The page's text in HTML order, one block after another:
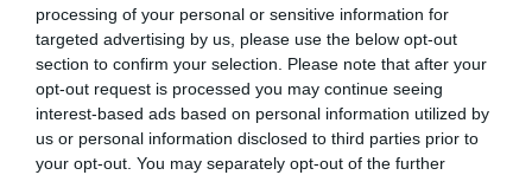
processing of your personal or sensitive information for
targeted advertising by us, please use the below opt-out
section to confirm your selection. Please note that after your
opt-out request is processed you may continue seeing
interest-based ads based on personal information utilized by
us or personal information disclosed to third parties prior to
your opt-out. You may separately opt-out of the further